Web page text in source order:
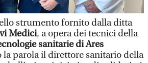
strumento fornito dalla ditta
Medici, a opera dei tecnici della
sanitarie di Ares
la parola il direttore sanitario della